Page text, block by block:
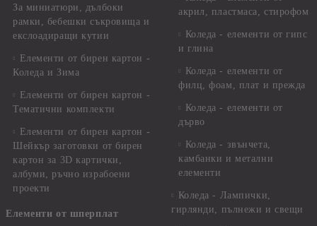
За миниатюри, дълбоки
рамки, бебешки съкровища и
екслоадиращи кутии
Елементи от бирен картон -
Коледа и Зима
Елементи от бирен картон -
Тематични комплекти
Елементи от бирен картон -
Шейкър заготовки от бирен
картон за 3D картички,
албуми, ръчно израбоени
проекти
Елементи от шперплат
акрил, пластмаса, стирофом
Коледа - елементи от гипс
и глина
Коледа - елементи от
филц, фоам, плат и прежда
Коледа - елементи от
дърво
Коледа - звънчета,
камбанки и метални
елементи
Коледа - Лампички,
гирлянди, пълнежи и свещи